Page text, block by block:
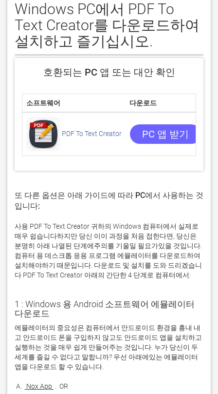
Windows PC에서 PDF To
Text Creator를 다운로드하여
설치하고 즐기십시오.
호환되는 PC 앱 또는 대안 확인
소프트웨어 다운로드
PDF To Text Creator PC 앱 받기
또 다른 옵션은 아래 가이드에 따라 PC에서 사용하는 것
입니다:
사용 PDF To Text Creator 귀하의 Windows 컴퓨터에서 실제로
매우 쉽습니다하지만 당신 이이 과정을 처음 접한다면, 당신은
분명히 아래 나열된 단계에주의를 기울일 필요가있을 것입니다.
컴퓨터 용 데스크톱 응용 프로그램 에뮬레이터를 다운로드하여
설치해야하기 때문입니다. 다운로드 및 설치를 도와 드리겠습니
다 PDF To Text Creator 아래의 간단한 4 단계로 컴퓨터에서:
1 : Windows 용 Android 소프트웨어 에뮬레이터
다운로드
에뮬레이터의 중요성은 컴퓨터에서 안드로이드 환경을 흉내 내
고 안드로이드 폰을 구입하지 않고도 안드로이드 앱을 설치하고
실행하는 것을 매우 쉽게 만들어주는 것입니다. 누가 당신이 두
세계를 즐길 수 없다고 말합니까? 우선 아래에있는 에뮬레이터
A. Nox App